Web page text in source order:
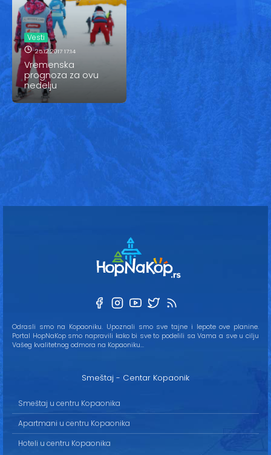
Vesti
25.12.2017 17:14
Vremenska
prognoza za ovu
nedelju
Odrasli smo na Kopaoniku. Upoznali smo sve tajne i lepote ove planine.
Portal HopNaKop smo napravili kako bi sve to podelili sa Vama a sve u cilju
Vašeg kvalitetnog odmora na Kopaoniku...
Smeštaj - Centar Kopaonik
Smeštaj u centru Kopaonika
Apartmani u centru Kopaonika
Hoteli u centru Kopaonika